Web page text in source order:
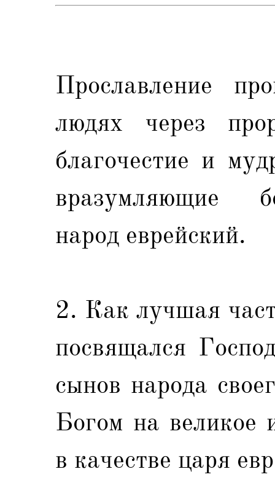
Прославление
людях через
благочестие и
вразумляющие
народ еврейский.
2. Как лучшая
посвящался
сынов народа
Богом на великое
в качестве царя